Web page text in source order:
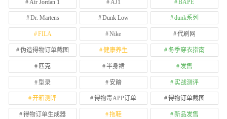
Air Jordan 1 AJ1 BAPE
Dr. Martens Dunk Low dunk系列
FILA Nike 代刷网
伪造得物订单截图 健康养生 冬季穿衣指南
匹克 半身裙 发售
型录 安踏 实战测评
开箱测评 得物毒APP订单 得物订单截图
得物订单生成器 拖鞋 新品发售